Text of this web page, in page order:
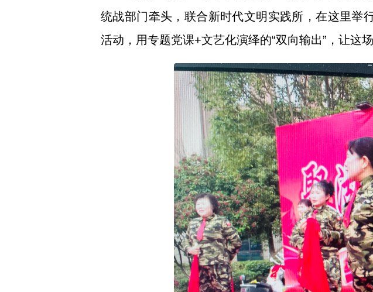
统战部门牵头，联合新时代文明实践所，在这里
活动，用专题党课+文艺化演绎的“双向输出”，让这